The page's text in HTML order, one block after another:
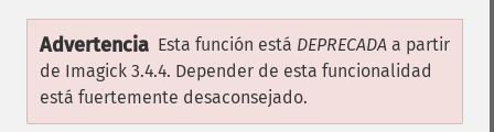
Advertencia Esta función está DEPRECADA a partir
de Imagick 3.4.4. Depender de esta funcionalidad
está fuertemente desaconsejado.
levelImage
linearStretchImage
liquidRescaleImage
listRegistry
magnifyImage